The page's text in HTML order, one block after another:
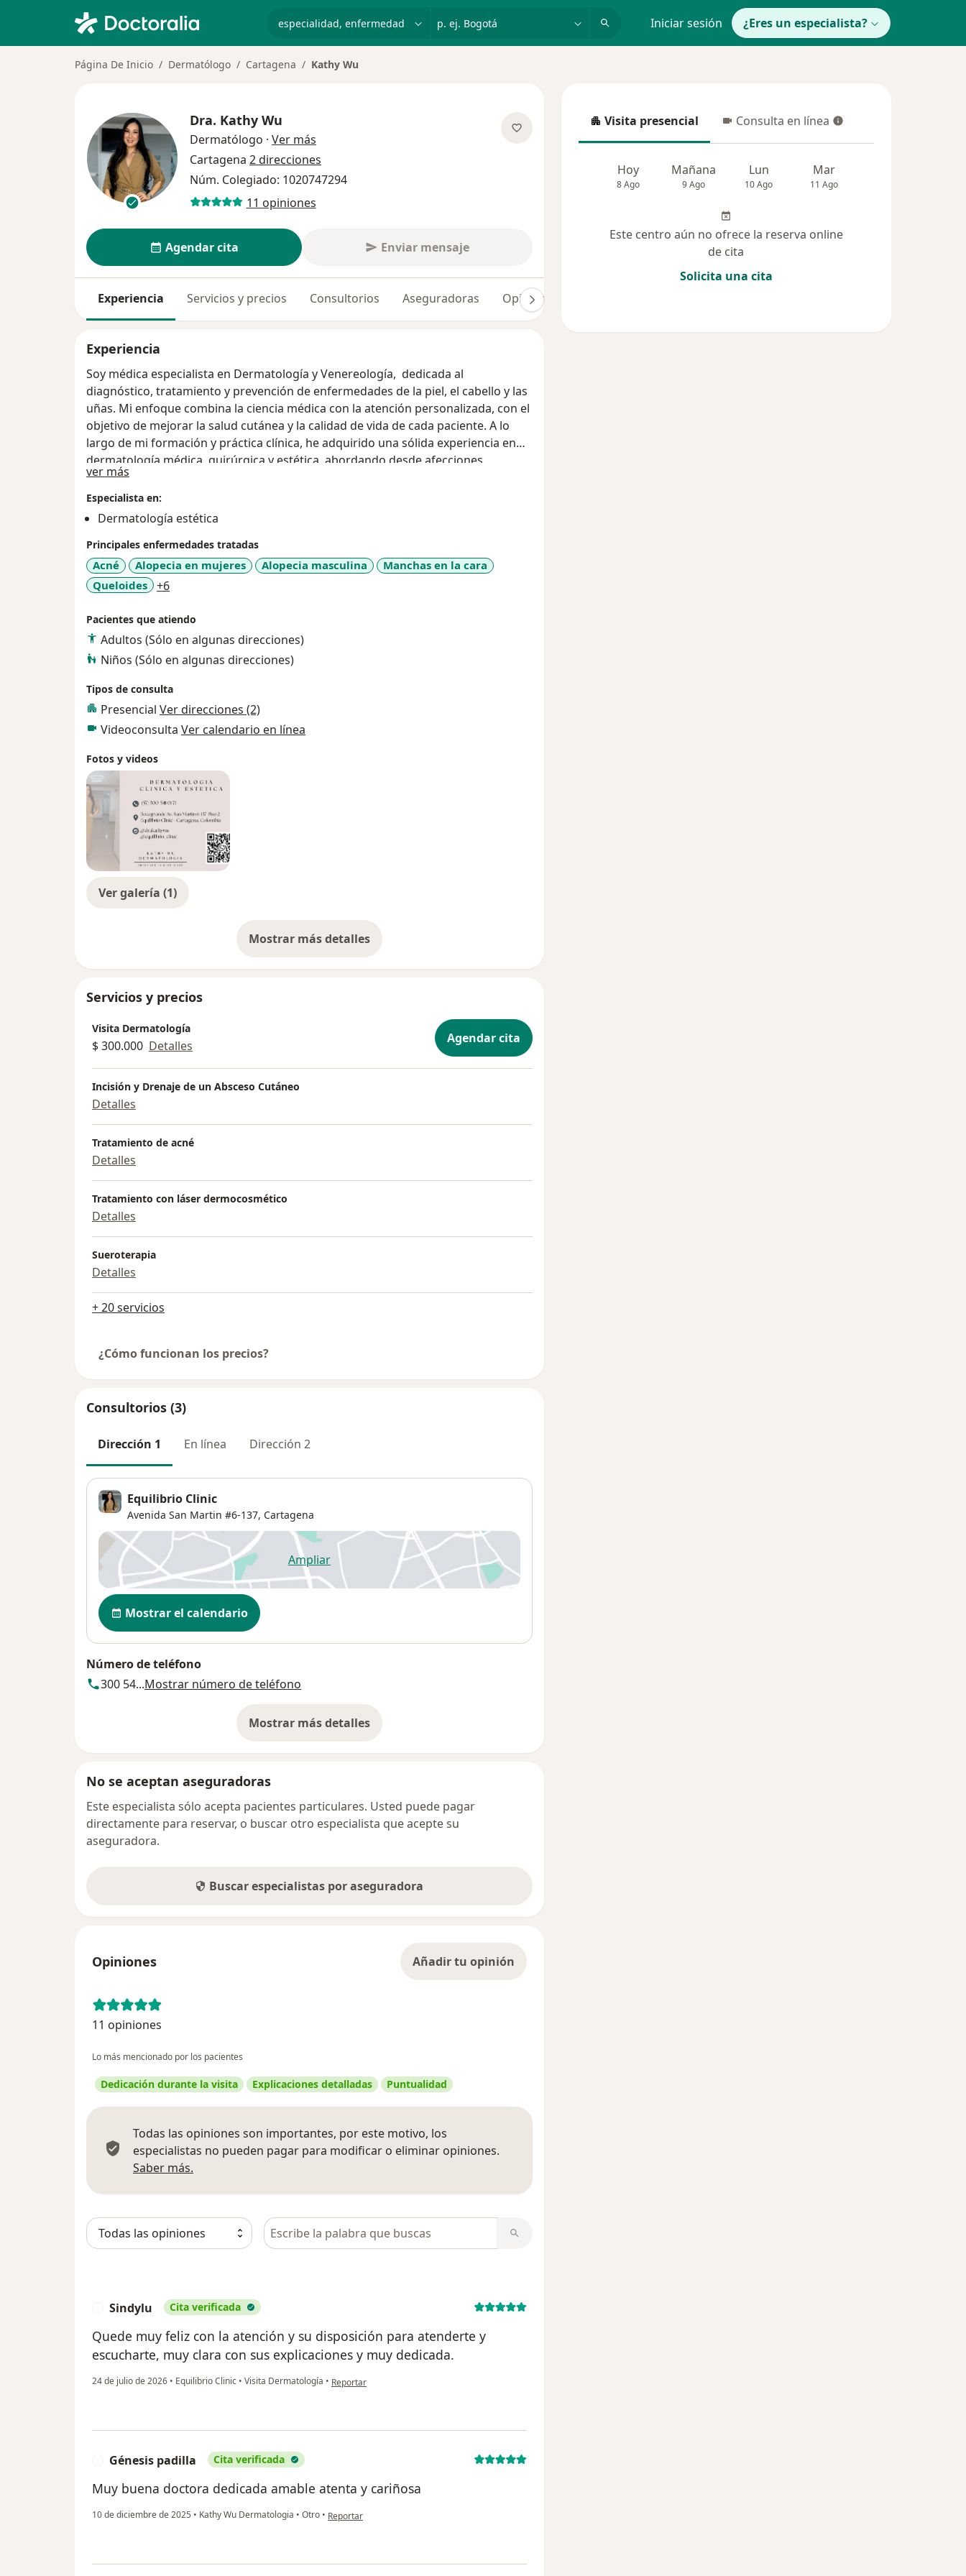
p. ej. Bogotá Iniciar sesión ¿Eres un especialista?
Página De Inicio Dermatólogo Cartagena Kathy Wu
Dra. Kathy Wu
Dermatólogo · Ver más
Cartagena 2 direcciones
Núm. Colegiado: 1020747294
11 opiniones
Agendar cita Enviar mensaje
Experiencia Servicios y precios Consultorios Aseguradoras Opiniones (11)
Experiencia
Soy médica especialista en Dermatología y Venereología, dedicada al
diagnóstico, tratamiento y prevención de enfermedades de la piel, el cabello y las
uñas. Mi enfoque combina la ciencia médica con la atención personalizada, con el
objetivo de mejorar la salud cutánea y la calidad de vida de cada paciente. A lo
largo de mi formación y práctica clínica, he adquirido una sólida experiencia en
dermatología médica, quirúrgica y estética, abordando desde afecciones
comunes como el acné, la rosácea y la dermatitis, hasta enfermedades más
complejas y tratamientos avanzados para el rejuvenecimiento de la piel. Creo
firmemente en la importancia de una piel sana como reflejo del bienestar
general, y me comprometo a brindar una atención ética, actualizada y empática.
ver más
Especialista en:
Dermatología estética
Principales enfermedades tratadas
Acné Alopecia en mujeres Alopecia masculina
Manchas en la cara
Queloides
+6a11y_sr_more_diseases
Pacientes que atiendo
Adultos (Sólo en algunas direcciones)
Niños (Sólo en algunas direcciones)
Tipos de consulta
Presencial Ver direcciones (2)
Videoconsulta Ver calendario en línea
Fotos y videos
Ver galería (1)
Mostrar más detalles
sobre la experiencia
Servicios y precios
Visita Dermatología
$ 300.000 Detalles Agendar cita
Incisión y Drenaje de un Absceso Cutáneo
Detalles
Tratamiento de acné
Detalles
Tratamiento con láser dermocosmético
Detalles
Sueroterapia
Detalles
+ 20 servicios
¿Cómo funcionan los precios?
Consultorios (3)
Dirección 1 En línea Dirección 2
Equilibrio Clinic
Avenida San Martin #6-137, Cartagena
Ampliarse abre en una nueva pestaña
Disponibilidad
Mostrar el calendario
Número de teléfono
300 54...Mostrar número de teléfono
Mostrar más detalles
sobre la dirección
No se aceptan aseguradoras
Este especialista sólo acepta pacientes particulares. Usted puede pagar
directamente para reservar, o buscar otro especialista que acepte su
aseguradora.
Buscar especialistas por aseguradora
Opiniones Añadir tu opinión
11 opiniones
Lo más mencionado por los pacientes
Dedicación durante la visita Explicaciones detalladas Puntualidad
Todas las opiniones son importantes, por este motivo, los
especialistas no pueden pagar para modificar o eliminar opiniones.
Saber más.
Busca en opiniones
Sindylu Cita verificada
Quede muy feliz con la atención y su disposición para atenderte y
escucharte, muy clara con sus explicaciones y muy dedicada.
24 de julio de 2026 • Equilibrio Clinic • Visita Dermatología • en opinión del usuario Sindylu
Reportar
Génesis padilla Cita verificada
Muy buena doctora dedicada amable atenta y cariñosa
10 de diciembre de 2025 • Kathy Wu Dermatologia • Otro • en opinión del usuario Génesis padilla
Reportar
Visita presencial
Visita presencial Consulta en línea
Consulta en línea
Hoy
8 Ago
Mañana
9 Ago
Lun
10 Ago
Mar
11 Ago
Este centro aún no ofrece la reserva online
de cita
Solicita una cita